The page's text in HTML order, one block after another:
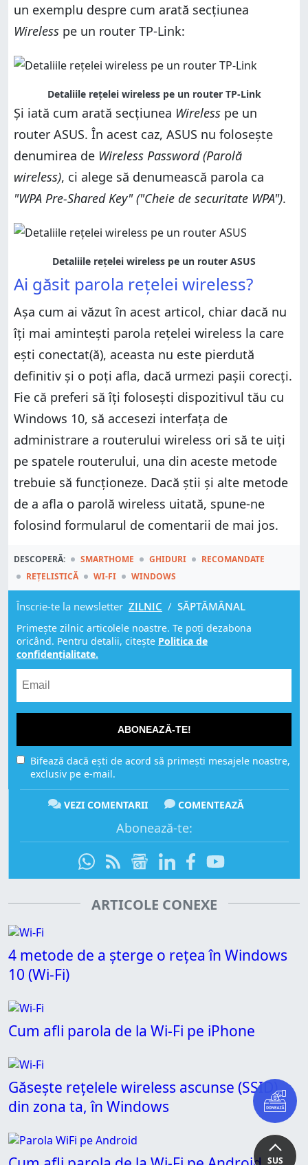
SUS
un exemplu despre cum arată secţiunea
Wireless pe un router TP-Link:
Detaliile rețelei wireless pe un router TP-Link
Şi iată cum arată secţiunea Wireless pe un
router ASUS. În acest caz, ASUS nu foloseşte
denumirea de Wireless Password (Parolă
wireless), ci alege să denumească parola ca
"WPA Pre-Shared Key" ("Cheie de securitate WPA").
Detaliile rețelei wireless pe un router ASUS
Ai găsit parola rețelei wireless?
Aşa cum ai văzut în acest articol, chiar dacă nu
îţi mai aminteşti parola reţelei wireless la care
ești conectat(ă), aceasta nu este pierdută
definitiv şi o poţi afla, dacă urmezi paşii corecţi.
Fie că preferi să îţi foloseşti dispozitivul tău cu
Windows 10, să accesezi interfaţa de
administrare a routerului wireless ori să te uiţi
pe spatele routerului, una din aceste metode
trebuie să funcţioneze. Dacă ştii şi alte metode
de a afla o parolă wireless uitată, spune-ne
folosind formularul de comentarii de mai jos.
DESCOPERĂ: SMARTHOME GHIDURI
RECOMANDATE
REȚELISTICĂ
WI-FI WINDOWS
Înscrie-te la newsletter ZILNIC / SĂPTĂMÂNAL
Primește zilnic articolele noastre. Te poți dezabona
oricând. Pentru detalii, citește Politica de
confidențialitate.
ABONEAZĂ-TE!
Bifează dacă ești de acord să primești mesajele noastre,
exclusiv pe e-mail.
VEZI COMENTARII COMENTEAZĂ
Abonează-te:
ARTICOLE CONEXE
4 metode de a șterge o rețea în Windows
10 (Wi-Fi)
Cum afli parola de la Wi-Fi pe iPhone
Găsește rețelele wireless ascunse (SSID)
din zona ta, în Windows